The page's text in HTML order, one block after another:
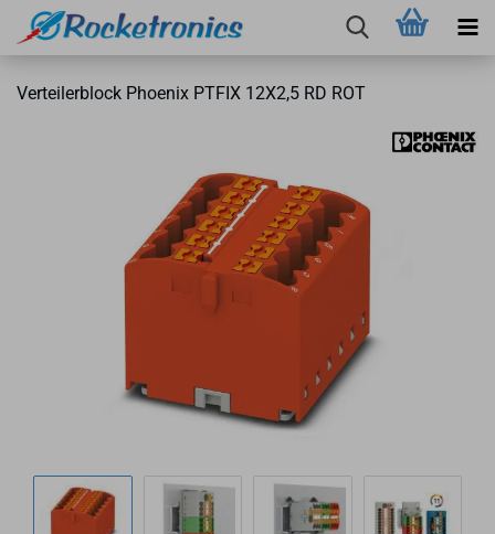
Ver­tei­ler­block Phoe­nix PTFIX 12X2,5 RD ROT